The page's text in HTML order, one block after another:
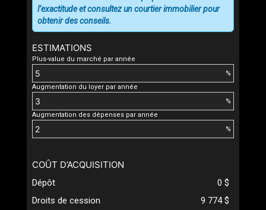
ESTIMATIONS
Plus-value du marché par année
%
Augmentation du loyer par année
%
Augmentation des dépenses par année
%
l’exactitude et consultez un courtier immobilier pour
obtenir des conseils.
COÛT D’ACQUISITION
Dépôt
0 $
Droits de cession
9 774 $